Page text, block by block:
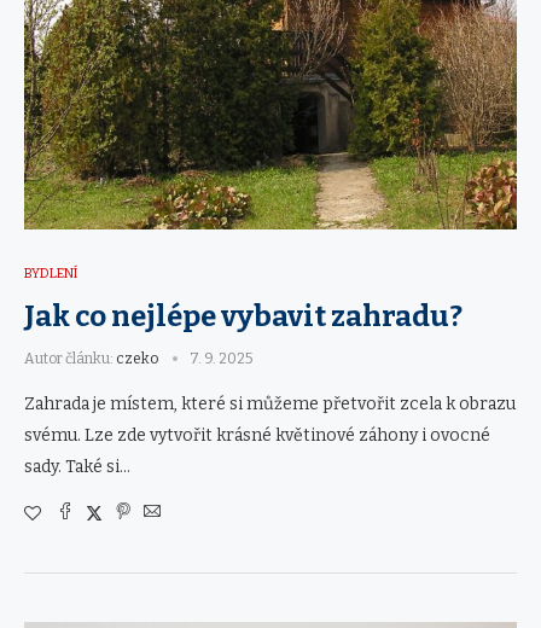
BYDLENÍ
Jak co nejlépe vybavit zahradu?
Autor článku: czeko 7. 9. 2025
Zahrada je místem, které si můžeme přetvořit zcela k obrazu
svému. Lze zde vytvořit krásné květinové záhony i ovocné
sady. Také si…